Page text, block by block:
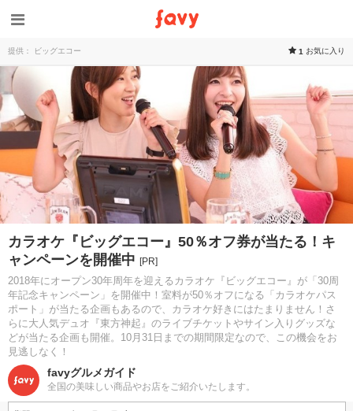
提供： ビッグエコー 1 お気に入り
カラオケ『ビッグエコー』50％オフ券が当たる！キ
ャンペーンを開催中 [PR]
2018年にオープン30年周年を迎えるカラオケ『ビッグエコー』が「30周
年記念キャンペーン」を開催中！室料が50％オフになる「カラオケパス
ポート」が当たる企画もあるので、カラオケ好きにはたまりません！さ
らに大人気デュオ『東方神起』のライブチケットやサイン入りグッズな
どが当たる企画も開催。10月31日までの期間限定なので、この機会をお
見逃しなく！
favyグルメガイド
全国の美味しい商品やお店をご紹介いたします。